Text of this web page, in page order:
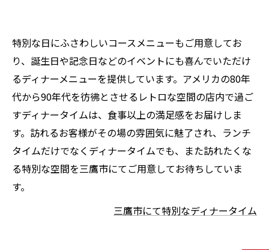
特別な日にふさわしいコースメニューもご用意してお
り、誕生日や記念日などのイベントにも喜んでいただけ
るディナーメニューを提供しています。アメリカの80年
代から90年代を彷彿とさせるレトロな空間の店内で過ご
すディナータイムは、食事以上の満足感をお届けしま
す。訪れるお客様がその場の雰囲気に魅了され、ランチ
タイムだけでなくディナータイムでも、また訪れたくな
る特別な空間を三鷹市にてご用意してお待ちしていま
す。
三鷹市にて特別なディナータイム